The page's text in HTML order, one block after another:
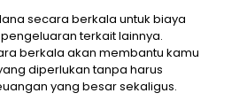
secara berkala untuk biaya
terkait lainnya.
berkala akan membantu kamu
diperlukan tanpa harus
yang besar sekaligus.